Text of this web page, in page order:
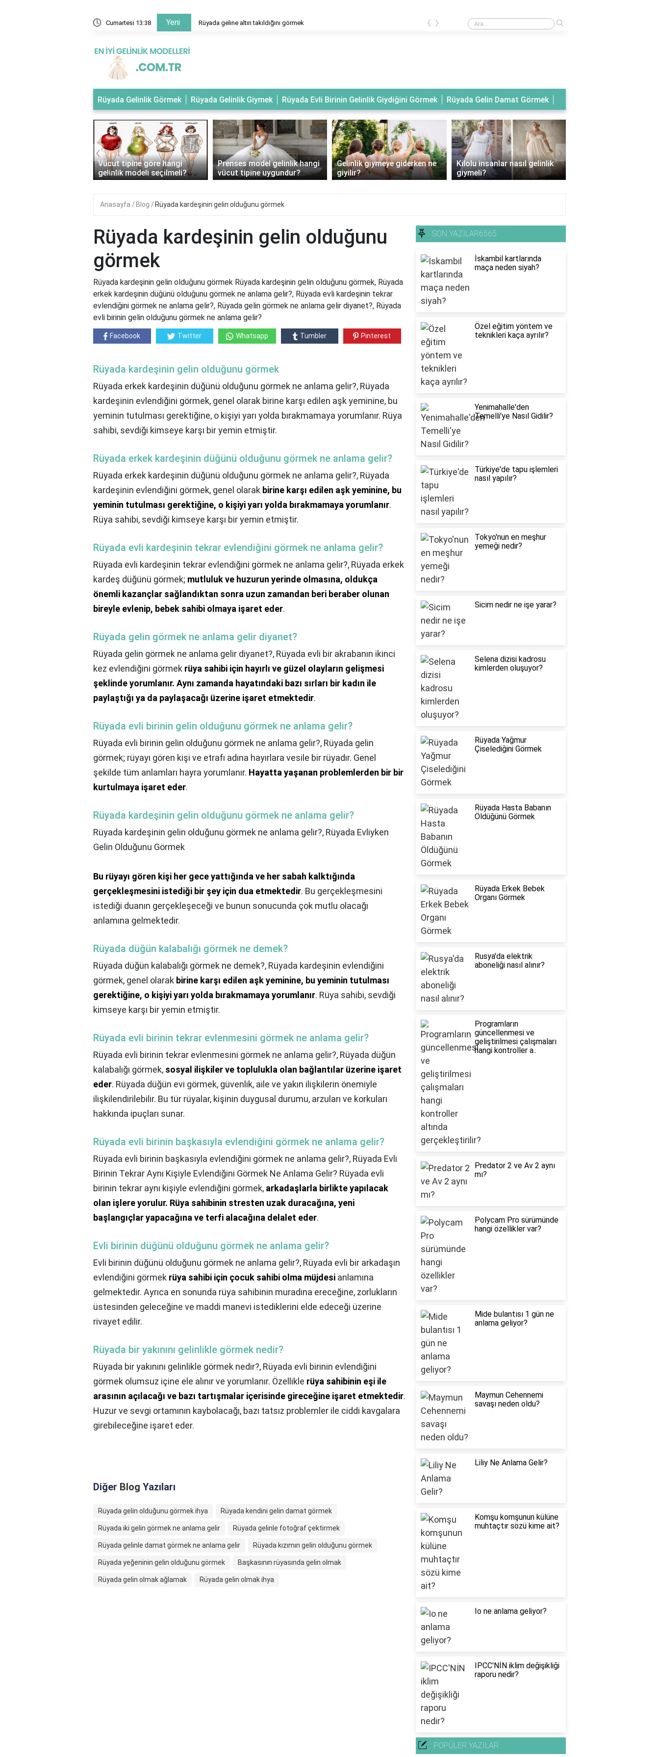
Cumartesi 13:38 Yeni
evlendiğini gelinlik giydiğini görmek Rüyada geline altın takıldığını görmek Rüyada tanıdık birinin gelinlik giydiğini görmek
‹ ›
Rüyada Gelinlik Görmek Rüyada Gelinlik Giymek Rüyada Evli Birinin Gelinlik Giydiğini Görmek Rüyada Gelin Damat Görmek
Vücut tipine göre hangi
gelinlik modeli seçilmeli?
Prenses model gelinlik hangi
vücut tipine uygundur?
Gelinlik giymeye giderken ne
giyilir?
Kilolu insanlar nasıl gelinlik
giymeli?
‹ ›
Anasayfa Blog Rüyada kardeşinin gelin olduğunu görmek
Rüyada kardeşinin gelin olduğunu
görmek
Rüyada kardeşinin gelin olduğunu görmek Rüyada kardeşinin gelin olduğunu görmek, Rüyada
erkek kardeşinin düğünü olduğunu görmek ne anlama gelir?, Rüyada evli kardeşinin tekrar
evlendiğini görmek ne anlama gelir?, Rüyada gelin görmek ne anlama gelir diyanet?, Rüyada
evli birinin gelin olduğunu görmek ne anlama gelir?
Facebook Twitter Whatsapp Tumbler Pinterest
Rüyada kardeşinin gelin olduğunu görmek
Rüyada erkek kardeşinin düğünü olduğunu görmek ne anlama gelir?, Rüyada
kardeşinin evlendiğini görmek, genel olarak birine karşı edilen aşk yeminine, bu
yeminin tutulması gerektiğine, o kişiyi yarı yolda bırakmamaya yorumlanır. Rüya
sahibi, sevdiği kimseye karşı bir yemin etmiştir.
Rüyada erkek kardeşinin düğünü olduğunu görmek ne anlama gelir?
Rüyada erkek kardeşinin düğünü olduğunu görmek ne anlama gelir?, Rüyada
kardeşinin evlendiğini görmek, genel olarak birine karşı edilen aşk yeminine, bu
yeminin tutulması gerektiğine, o kişiyi yarı yolda bırakmamaya yorumlanır.
Rüya sahibi, sevdiği kimseye karşı bir yemin etmiştir.
Rüyada evli kardeşinin tekrar evlendiğini görmek ne anlama gelir?
Rüyada evli kardeşinin tekrar evlendiğini görmek ne anlama gelir?, Rüyada erkek
kardeş düğünü görmek; mutluluk ve huzurun yerinde olmasına, oldukça
önemli kazançlar sağlandıktan sonra uzun zamandan beri beraber olunan
bireyle evlenip, bebek sahibi olmaya işaret eder.
Rüyada gelin görmek ne anlama gelir diyanet?
Rüyada gelin görmek ne anlama gelir diyanet?, Rüyada evli bir akrabanın ikinci
kez evlendiğini görmek rüya sahibi için hayırlı ve güzel olayların gelişmesi
şeklinde yorumlanır. Aynı zamanda hayatındaki bazı sırları bir kadın ile
paylaştığı ya da paylaşacağı üzerine işaret etmektedir.
Rüyada evli birinin gelin olduğunu görmek ne anlama gelir?
Rüyada evli birinin gelin olduğunu görmek ne anlama gelir?, Rüyada gelin
görmek; rüyayı gören kişi ve etrafı adına hayırlara vesile bir rüyadır. Genel
şekilde tüm anlamları hayra yorumlanır. Hayatta yaşanan problemlerden bir bir
kurtulmaya işaret eder.
Rüyada kardeşinin gelin olduğunu görmek ne anlama gelir?
Rüyada kardeşinin gelin olduğunu görmek ne anlama gelir?, Rüyada Evliyken
Gelin Olduğunu Görmek
Bu rüyayı gören kişi her gece yattığında ve her sabah kalktığında
gerçekleşmesini istediği bir şey için dua etmektedir. Bu gerçekleşmesini
istediği duanın gerçekleşeceği ve bunun sonucunda çok mutlu olacağı
anlamına gelmektedir.
Rüyada düğün kalabalığı görmek ne demek?
Rüyada düğün kalabalığı görmek ne demek?, Rüyada kardeşinin evlendiğini
görmek, genel olarak birine karşı edilen aşk yeminine, bu yeminin tutulması
gerektiğine, o kişiyi yarı yolda bırakmamaya yorumlanır. Rüya sahibi, sevdiği
kimseye karşı bir yemin etmiştir.
Rüyada evli birinin tekrar evlenmesini görmek ne anlama gelir?
Rüyada evli birinin tekrar evlenmesini görmek ne anlama gelir?, Rüyada düğün
kalabalığı görmek, sosyal ilişkiler ve toplulukla olan bağlantılar üzerine işaret
eder. Rüyada düğün evi görmek, güvenlik, aile ve yakın ilişkilerin önemiyle
ilişkilendirilebilir. Bu tür rüyalar, kişinin duygusal durumu, arzuları ve korkuları
hakkında ipuçları sunar.
Rüyada evli birinin başkasıyla evlendiğini görmek ne anlama gelir?
Rüyada evli birinin başkasıyla evlendiğini görmek ne anlama gelir?, Rüyada Evli
Birinin Tekrar Aynı Kişiyle Evlendiğini Görmek Ne Anlama Gelir? Rüyada evli
birinin tekrar aynı kişiyle evlendiğini görmek, arkadaşlarla birlikte yapılacak
olan işlere yorulur. Rüya sahibinin stresten uzak duracağına, yeni
başlangıçlar yapacağına ve terfi alacağına delalet eder.
Evli birinin düğünü olduğunu görmek ne anlama gelir?
Evli birinin düğünü olduğunu görmek ne anlama gelir?, Rüyada evli bir arkadaşın
evlendiğini görmek rüya sahibi için çocuk sahibi olma müjdesi anlamına
gelmektedir. Ayrıca en sonunda rüya sahibinin muradına ereceğine, zorlukların
üstesinden geleceğine ve maddi manevi istediklerini elde edeceği üzerine
rivayet edilir.
Rüyada bir yakınını gelinlikle görmek nedir?
Rüyada bir yakınını gelinlikle görmek nedir?, Rüyada evli birinin evlendiğini
görmek olumsuz içine ele alınır ve yorumlanır. Özellikle rüya sahibinin eşi ile
arasının açılacağı ve bazı tartışmalar içerisinde gireceğine işaret etmektedir.
Huzur ve sevgi ortamının kaybolacağı, bazı tatsız problemler ile ciddi kavgalara
girebileceğine işaret eder.
Diğer Blog Yazıları
Rüyada gelin olduğunu görmek ihya Rüyada kendini gelin damat görmek
Rüyada iki gelin görmek ne anlama gelir Rüyada gelinle fotoğraf çektirmek
Rüyada gelinle damat görmek ne anlama gelir Rüyada kızımın gelin olduğunu görmek
Rüyada yeğeninin gelin olduğunu görmek Başkasının rüyasında gelin olmak
Rüyada gelin olmak ağlamak Rüyada gelin olmak ihya
SON YAZILAR6565
İskambil kartlarında
maça neden siyah?
Özel eğitim yöntem ve
teknikleri kaça ayrılır?
Yenimahalle'den
Temelli'ye Nasıl Gidilir?
Türkiye'de tapu işlemleri
nasıl yapılır?
Tokyo'nun en meşhur
yemeği nedir?
Sicim nedir ne işe yarar?
Selena dizisi kadrosu
kimlerden oluşuyor?
Rüyada Yağmur
Çiselediğini Görmek
Rüyada Hasta Babanın
Öldüğünü Görmek
Rüyada Erkek Bebek
Organı Görmek
Rusya'da elektrik
aboneliği nasıl alınır?
Programların
güncellenmesi ve
geliştirilmesi çalışmaları
hangi kontroller a..
Predator 2 ve Av 2 aynı
mı?
Polycam Pro sürümünde
hangi özellikler var?
Mide bulantısı 1 gün ne
anlama geliyor?
Maymun Cehennemi
savaşı neden oldu?
Liliy Ne Anlama Gelir?
Komşu komşunun külüne
muhtaçtır sözü kime ait?
Io ne anlama geliyor?
IPCC'NİN iklim değişikliği
raporu nedir?
POPÜLER YAZILAR